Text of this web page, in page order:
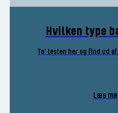
Hvilken type
Ta' testen her og find ud
Læs